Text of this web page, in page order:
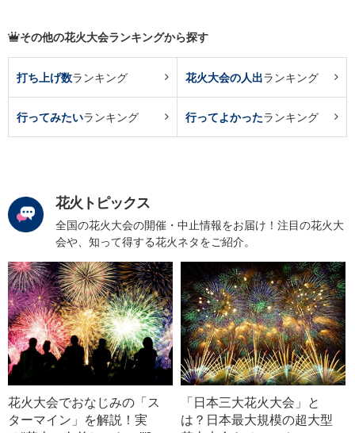
その他の花火大会ランキングから探す
打ち上げ数ランキング 花火大会の人出ランキング
行ってみたいランキング 行ってよかったランキング
花火トピックス
全国の花火大会の開催・中止情報をお届け！注目の花火大
会や、知って得する花火ネタをご紹介。
花火大会でおなじみの「ス
ターマイン」を解説！実
「日本三大花火大会」と
は？日本最大規模の超大型